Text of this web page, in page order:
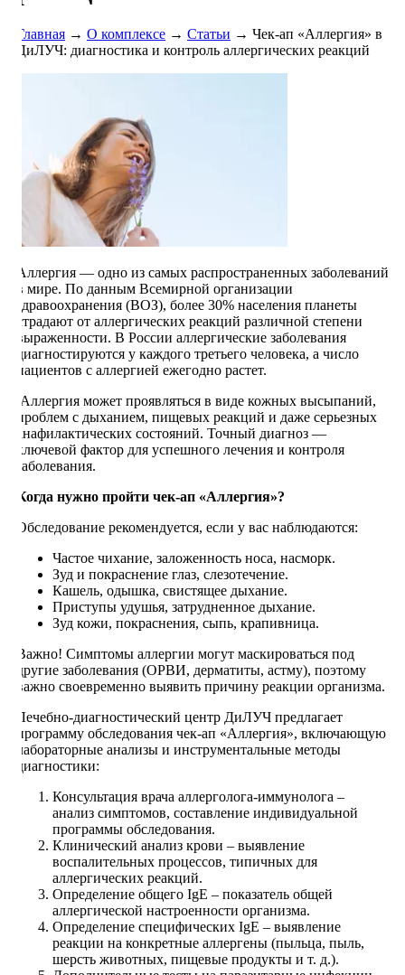
Главная → О комплексе → Статьи → Чек-ап «Аллергия» в
ДиЛУЧ: диагностика и контроль аллергических реакций
Аллергия — одно из самых распространенных заболеваний
в мире. По данным Всемирной организации
здравоохранения (ВОЗ), более 30% населения планеты
страдают от аллергических реакций различной степени
выраженности. В России аллергические заболевания
диагностируются у каждого третьего человека, а число
пациентов с аллергией ежегодно растет.
Аллергия может проявляться в виде кожных высыпаний,
проблем с дыханием, пищевых реакций и даже серьезных
анафилактических состояний. Точный диагноз —
ключевой фактор для успешного лечения и контроля
заболевания.
Когда нужно пройти чек-ап «Аллергия»?
Обследование рекомендуется, если у вас наблюдаются:
Частое чихание, заложенность носа, насморк.
Зуд и покраснение глаз, слезотечение.
Кашель, одышка, свистящее дыхание.
Приступы удушья, затрудненное дыхание.
Зуд кожи, покраснения, сыпь, крапивница.
Важно! Симптомы аллергии могут маскироваться под
другие заболевания (ОРВИ, дерматиты, астму), поэтому
важно своевременно выявить причину реакции организма.
Лечебно-диагностический центр ДиЛУЧ предлагает
программу обследования чек-ап «Аллергия», включающую
лабораторные анализы и инструментальные методы
диагностики:
Консультация врача аллерголога-иммунолога –
анализ симптомов, составление индивидуальной
программы обследования.
Клинический анализ крови – выявление
воспалительных процессов, типичных для
аллергических реакций.
Определение общего IgE – показатель общей
аллергической настроенности организма.
Определение специфических IgE – выявление
реакции на конкретные аллергены (пыльца, пыль,
шерсть животных, пищевые продукты и т. д.).